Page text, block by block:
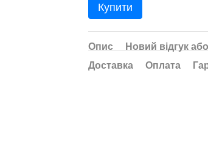
Купити
Опис
Новий відгук
Доставка
Оплата